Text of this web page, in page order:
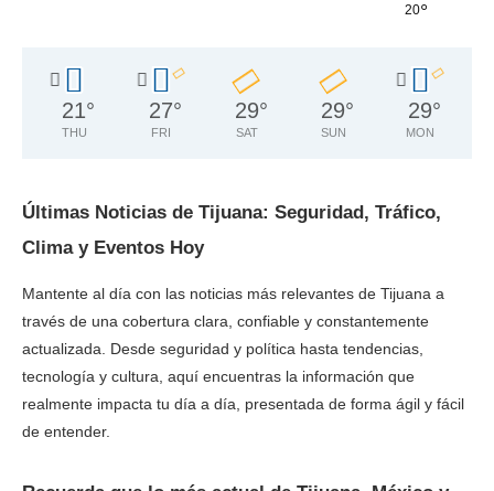
20°
21°
THU
27°
FRI
29°
SAT
29°
SUN
29°
MON
Últimas Noticias de Tijuana: Seguridad, Tráfico,
Clima y Eventos Hoy
Mantente al día con las noticias más relevantes de Tijuana a
través de una cobertura clara, confiable y constantemente
actualizada. Desde seguridad y política hasta tendencias,
tecnología y cultura, aquí encuentras la información que
realmente impacta tu día a día, presentada de forma ágil y fácil
de entender.